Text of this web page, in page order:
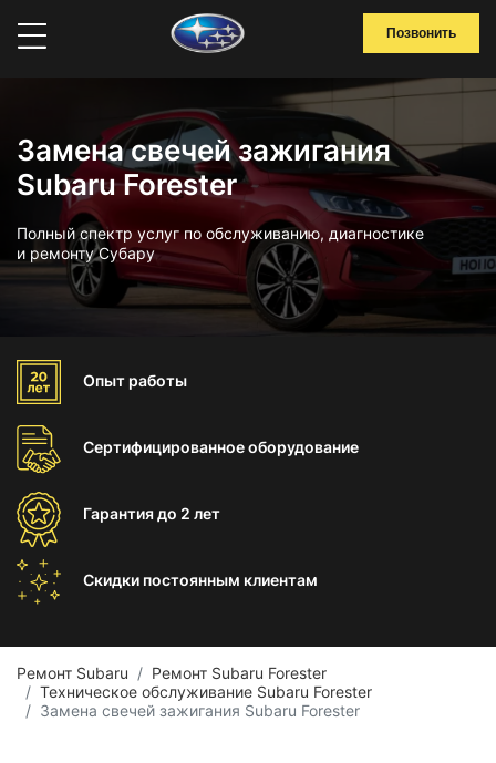
Позвонить
Замена свечей зажигания
Subaru Forester
Полный спектр услуг по обслуживанию, диагностике
и ремонту Субару
Опыт работы
Сертифицированноеоборудование
Гарантиядо 2 лет
Скидки постоянным клиентам
Ремонт Subaru
Ремонт Subaru Forester
Техническое обслуживание Subaru Forester
Замена свечей зажигания Subaru Forester